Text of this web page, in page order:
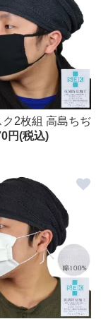
2枚組 高島ちぢ
製 綿100% 大人
円(税込)